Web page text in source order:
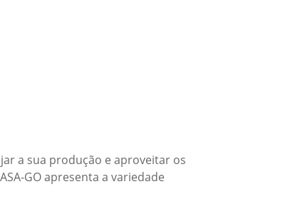
a sua produção e aproveitar os
GO apresenta a variedade